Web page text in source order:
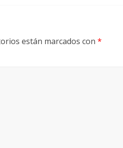
están marcados con *